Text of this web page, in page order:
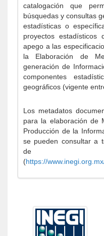
catalogación que
búsquedas y consultas
estadísticas o
proyectos estadísticos
apego a las
la Elaboración de
generación de
componentes
geográficos (vigente
Los metadatos
para la elaboración de
Producción de la
se pueden consultar a
de
(https://